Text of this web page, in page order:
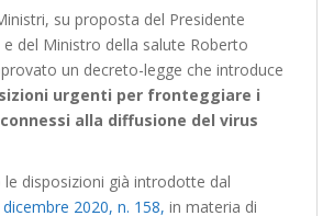
su proposta del Presidente
e del Ministro della salute Roberto
un decreto-legge che introduce
urgenti per fronteggiare i
alla diffusione del virus
disposizioni già introdotte dal
2020, n. 158, in materia di